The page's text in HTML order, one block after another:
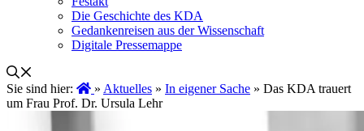
Die Geschichte des KDA
Gedankenreisen aus der Wissenschaft
Digitale Pressemappe
Sie sind hier: » Aktuelles » In eigener Sache » Das KDA trauert
um Frau Prof. Dr. Ursula Lehr